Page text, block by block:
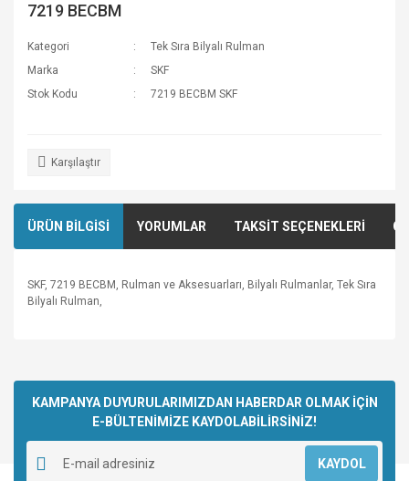
7219 BECBM
Kategori
Tek Sıra Bilyalı Rulman
Marka
SKF
Stok Kodu
7219 BECBM SKF
Karşılaştır
ÜRÜN BİLGİSİ YORUMLAR TAKSİT SEÇENEKLERİ
SKF, 7219 BECBM, Rulman ve Aksesuarları, Bilyalı Rulmanlar, Tek Sıra
Bilyalı Rulman,
Yorum Yaz
kullanarak tarafımıza iletebilirsiniz.
Görüş ve önerileriniz için teşekkür ederiz.
Ürün resmi kalitesiz, bozuk veya görüntülenemiyor.
Ürün açıklamasında eksik bilgiler bulunuyor.
KAMPANYA DUYURULARIMIZDAN HABERDAR OLMAK İÇİN
E-BÜLTENİMİZE KAYDOLABİLİRSİNİZ!
KAYDOL